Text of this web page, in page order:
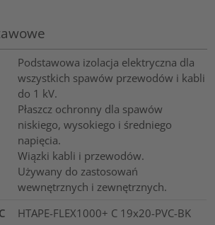
Podstawowa izolacja elektryczna dla
wszystkich spawów przewodów i kabli
do 1 kV.
Płaszcz ochronny dla spawów
niskiego, wysokiego i średniego
napięcia.
Wiązki kabli i przewodów.
Używany do zastosowań
wewnętrznych i zewnętrznych.
HTAPE-FLEX1000+ C 19x20-PVC-BK